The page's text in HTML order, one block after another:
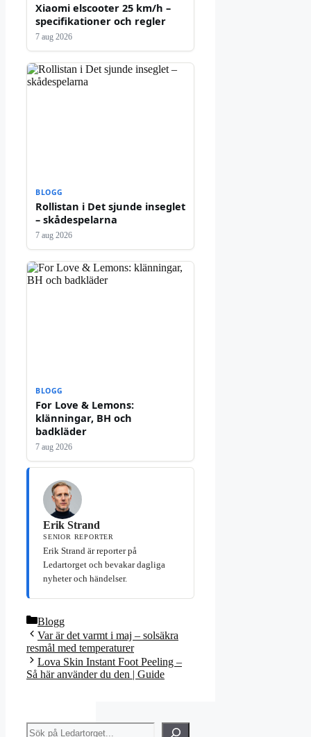
Xiaomi elscooter 25 km/h –
specifikationer och regler
7 aug 2026
BLOGG
Rollistan i Det sjunde inseglet
– skådespelarna
7 aug 2026
BLOGG
For Love & Lemons:
klänningar, BH och
badkläder
7 aug 2026
Erik Strand
SENIOR REPORTER
Erik Strand är reporter på
Ledartorget och bevakar dagliga
nyheter och händelser.
Kategorier
Blogg
Var är det varmt i maj – solsäkra
resmål med temperaturer
Lova Skin Instant Foot Peeling –
Så här använder du den | Guide
Sök